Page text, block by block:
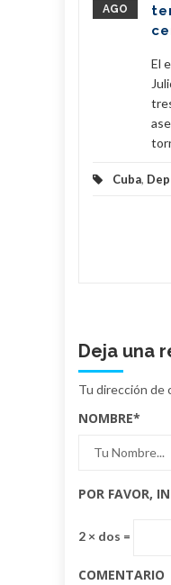
AGO
El
Cuba,
Deja una
Tu dirección de
NOMBRE*
POR FAVOR,
2 × dos =
COMENTARIO